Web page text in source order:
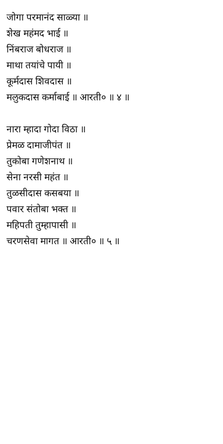
जोगा परमानंद साळ्या ॥
शेख महंमद भाई ॥
निंबराज बोधराज ॥
माथा तयांचे पायी ॥
कूर्मदास शिवदास ॥
मलुकदास कर्माबाई ॥ आरती० ॥ ४ ॥
नारा म्हादा गोदा विठा ॥
प्रेमळ दामाजीपंत ॥
तुकोबा गणेशनाथ ॥
सेना नरसी महंत ॥
तुळसीदास कसबया ॥
पवार संतोबा भक्त ॥
महिपती तुम्हापासी ॥
चरणसेवा मागत ॥ आरती० ॥ ५ ॥